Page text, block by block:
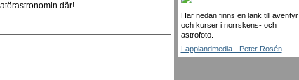
där!
Här nedan finns en länk till äventyr
och kurser i norrskens- och
astrofoto.
Lapplandmedia - Peter Rosén